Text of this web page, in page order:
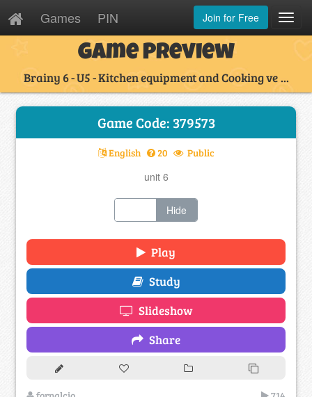
Games PIN Join for Free
Game Preview
Brainy 6 - U5 - Kitchen equipment and Cooking ve ...
Game Code: 379573
English 20 Public
unit 6
Hide
Play
Study
Slideshow
Share